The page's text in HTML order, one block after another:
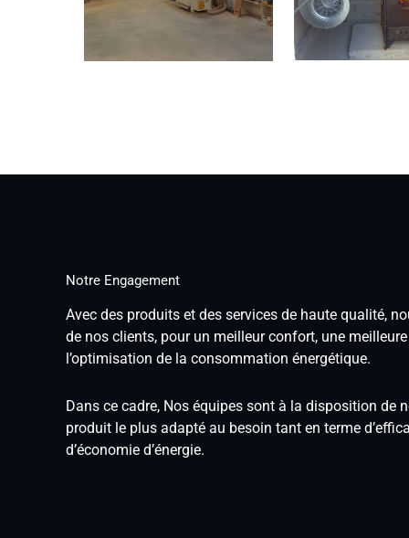
Notre Engagement
Avec des produits et des services de haute qualité,
de nos clients, pour un meilleur confort, une
l’optimisation de la consommation énergétique.
Dans ce cadre, Nos équipes sont à la disposition de
produit le plus adapté au besoin tant en terme
d’économie d’énergie.